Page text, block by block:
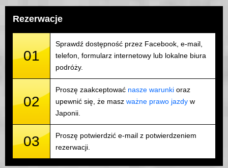
Rezerwacje
01
Sprawdź dostępność przez Facebook, e-mail,
telefon, formularz internetowy lub lokalne biura
podróży.
02
Proszę zaakceptować nasze warunki oraz
upewnić się, że masz ważne prawo jazdy w
Japonii.
03
Proszę potwierdzić e-mail z potwierdzeniem
rezerwacji.